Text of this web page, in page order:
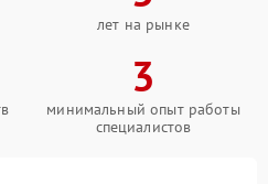
лет на рынке
3
минимальный опыт работы
специалистов